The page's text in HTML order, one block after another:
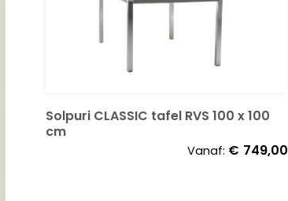
Solpuri CLASSIC tafel RVS 100 x 100
cm
Vanaf: € 749,00